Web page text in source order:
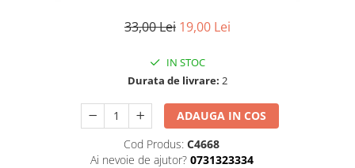
33,00 Lei 19,00 Lei
IN STOC
Durata de livrare: 2
ADAUGA IN COS
Cod Produs: C4668
Ai nevoie de ajutor? 0731323334